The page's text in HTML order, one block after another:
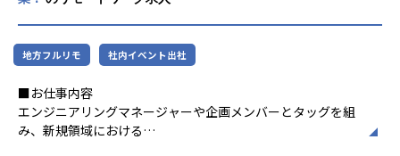
ドからバックエンド、クラウド基盤の構築・運用まで、幅広
い技術領域の案件に携わることができます。フルスタックな
エンジニアとしてスキルの幅を伸ばしていただける環境で
■仕事の魅力
Webサービス開発、スマホアプリ開発、業務系システム、基
地方フルリモ 社内イベント出社
■お仕事内容
エンジニアリングマネージャーや企画メンバーとタッグを組
み、新規領域における